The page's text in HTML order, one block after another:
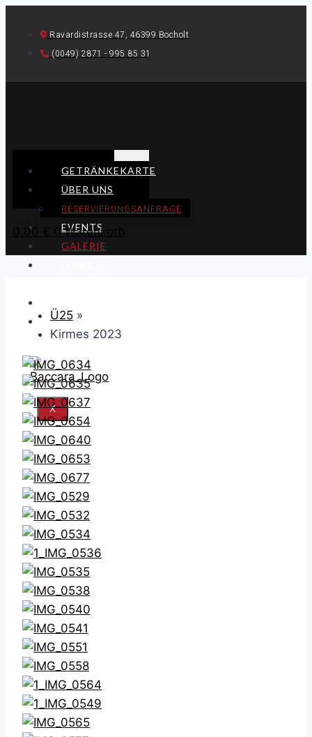
content
Ravardistrasse 47, 46399 Bocholt
(0049) 2871 - 995 85 31
GETRÄNKEKARTE
ÜBER UNS
RESERVIERUNGSANFRAGE
EVENTS
GALERIE
KONTAKT
X
0,00 Warenkorb
Ü25 »
Kirmes 2023